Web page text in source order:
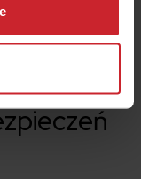
sposób
Polityki